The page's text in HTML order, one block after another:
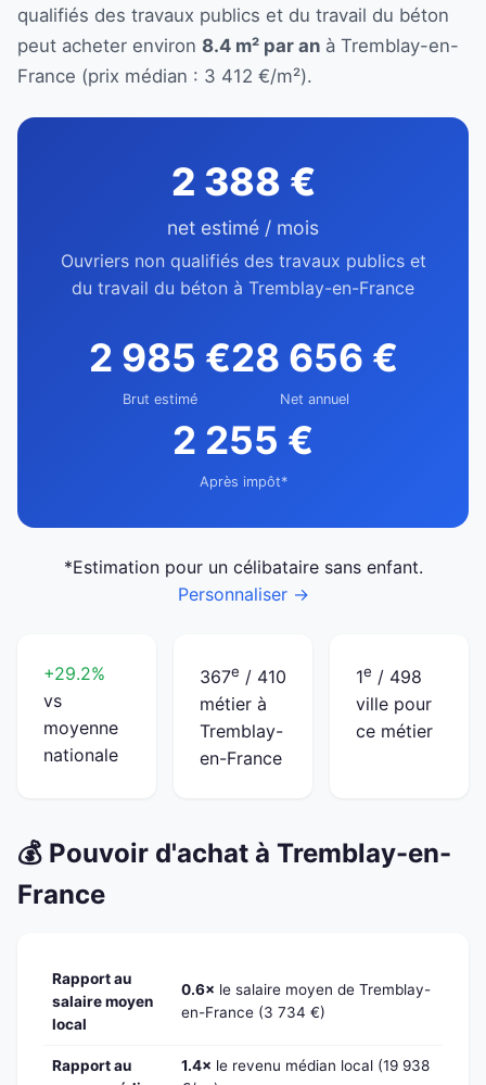
qualifiés des travaux publics et du travail du béton
peut acheter environ 8.4 m² par an à Tremblay-en-
France (prix médian : 3 412 €/m²).
2 388 €
net estimé / mois
Ouvriers non qualifiés des travaux publics et
du travail du béton à Tremblay-en-France
2 985 €
Brut estimé
28 656 €
Net annuel
2 255 €
Après impôt*
*Estimation pour un célibataire sans enfant.
Personnaliser →
+29.2%
vs
moyenne
nationale
367e / 410
métier à
Tremblay-
en-France
1e / 498
ville pour
ce métier
💰 Pouvoir d'achat à Tremblay-en-
France
Rapport au
salaire moyen
local
0.6× le salaire moyen de Tremblay-
en-France (3 734 €)
Rapport au
1.4× le revenu médian local (19 938